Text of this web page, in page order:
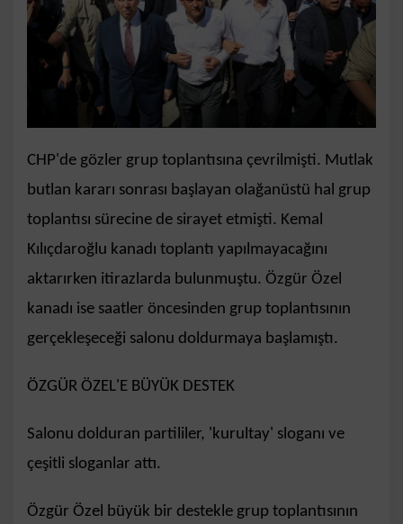
CHP'de gözler grup toplantısına çevrilmişti. Mutlak
butlan kararı sonrası başlayan olağanüstü hal grup
toplantısı sürecine de sirayet etmişti. Kemal
Kılıçdaroğlu kanadı toplantı yapılmayacağını
aktarırken itirazlarda bulunmuştu. Özgür Özel
kanadı ise saatler öncesinden grup toplantısının
gerçekleşeceği salonu doldurmaya başlamıştı.
ÖZGÜR ÖZEL'E BÜYÜK DESTEK
Salonu dolduran partililer, 'kurultay' sloganı ve
çeşitli sloganlar attı.
Özgür Özel büyük bir destekle grup toplantısının